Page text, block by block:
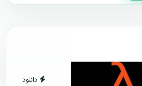
دانلود